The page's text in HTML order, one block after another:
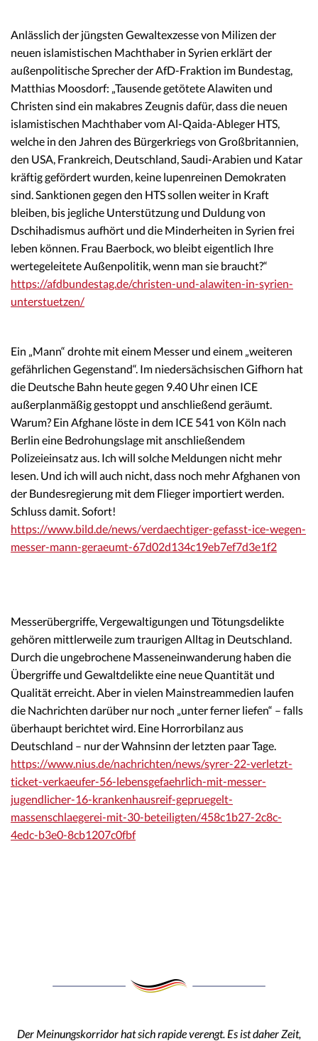
Anlässlich der jüngsten Gewaltexzesse von Milizen der
neuen islamistischen Machthaber in Syrien erklärt der
außenpolitische Sprecher der AfD-Fraktion im Bundestag,
Matthias Moosdorf: „Tausende getötete Alawiten und
Christen sind ein makabres Zeugnis dafür, dass die neuen
islamistischen Machthaber vom Al-Qaida-Ableger HTS,
welche in den Jahren des Bürgerkriegs von Großbritannien,
den USA, Frankreich, Deutschland, Saudi-Arabien und Katar
kräftig gefördert wurden, keine lupenreinen Demokraten
sind. Sanktionen gegen den HTS sollen weiter in Kraft
bleiben, bis jegliche Unterstützung und Duldung von
Dschihadismus aufhört und die Minderheiten in Syrien frei
leben können. Frau Baerbock, wo bleibt eigentlich Ihre
wertegeleitete Außenpolitik, wenn man sie braucht?“
https://afdbundestag.de/christen-und-alawiten-in-syrien-
unterstuetzen/
Ein „Mann“ drohte mit einem Messer und einem „weiteren
gefährlichen Gegenstand“. Im niedersächsischen Gifhorn hat
die Deutsche Bahn heute gegen 9.40 Uhr einen ICE
außerplanmäßig gestoppt und anschließend geräumt.
Warum? Ein Afghane löste in dem ICE 541 von Köln nach
Berlin eine Bedrohungslage mit anschließendem
Polizeieinsatz aus. Ich will solche Meldungen nicht mehr
lesen. Und ich will auch nicht, dass noch mehr Afghanen von
der Bundesregierung mit dem Flieger importiert werden.
Schluss damit. Sofort!
https://www.bild.de/news/verdaechtiger-gefasst-ice-wegen-
messer-mann-geraeumt-67d02d134c19eb7ef7d3e1f2
Messerübergriffe, Vergewaltigungen und Tötungsdelikte
gehören mittlerweile zum traurigen Alltag in Deutschland.
Durch die ungebrochene Masseneinwanderung haben die
Übergriffe und Gewaltdelikte eine neue Quantität und
Qualität erreicht. Aber in vielen Mainstreammedien laufen
die Nachrichten darüber nur noch „unter ferner liefen“ – falls
überhaupt berichtet wird. Eine Horrorbilanz aus
Deutschland – nur der Wahnsinn der letzten paar Tage.
https://www.nius.de/nachrichten/news/syrer-22-verletzt-
ticket-verkaeufer-56-lebensgefaehrlich-mit-messer-
jugendlicher-16-krankenhausreif-gepruegelt-
massenschlaegerei-mit-30-beteiligten/458c1b27-2c8c-
4edc-b3e0-8cb1207c0fbf
Der Meinungskorridor hat sich rapide verengt. Es ist daher Zeit,